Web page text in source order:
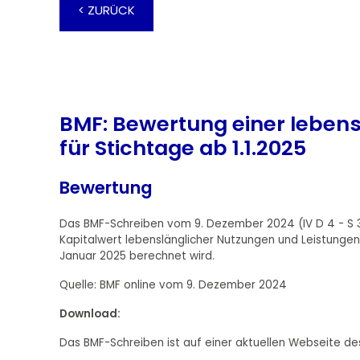
< ZURÜCK
BMF: Bewertung einer
für Stichtage ab 1.1.2025
Bewertung
Das BMF-Schreiben vom 9. Dezember 2024 (IV D 4 -
Kapitalwert lebenslänglicher Nutzungen und
Januar 2025 berechnet wird.
Quelle: BMF online vom 9. Dezember 2024
Download:
Das BMF-Schreiben ist auf einer aktuellen Webseite